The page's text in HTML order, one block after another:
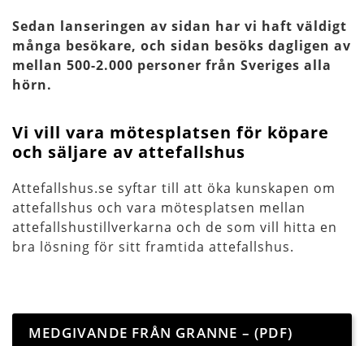
Sedan lanseringen av sidan har vi haft väldigt
många besökare, och sidan besöks dagligen av
mellan 500-2.000 personer från Sveriges alla
hörn.
Vi vill vara mötesplatsen för köpare
och säljare av attefallshus
Attefallshus.se syftar till att öka kunskapen om
attefallshus och vara mötesplatsen mellan
attefallshustillverkarna och de som vill hitta en
bra lösning för sitt framtida attefallshus.
MEDGIVANDE FRÅN GRANNE – (PDF)